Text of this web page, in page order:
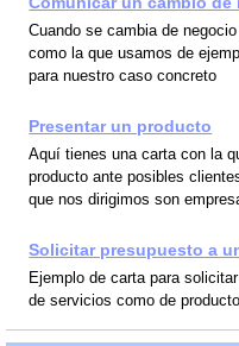
Cuando se cambia de
como la que usamos de
para nuestro caso concreto
Presentar un producto
Aquí tienes una carta con la
producto ante posibles
que nos dirigimos son
Solicitar presupuesto a
Ejemplo de carta para
de servicios como de